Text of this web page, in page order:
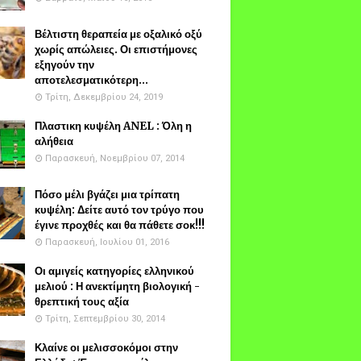
Βέλτιστη θεραπεία με οξαλικό οξύ
χωρίς απώλειες. Οι επιστήμονες
εξηγούν την
αποτελεσματικότερη...
Τρίτη, Δεκεμβρίου 24, 2019
Πλαστικη κυψέλη ANEL : Όλη η
αλήθεια
Παρασκευή, Νοεμβρίου 07, 2014
Πόσο μέλι βγάζει μια τρίπατη
κυψέλη: Δείτε αυτό τον τρύγο που
έγινε προχθές και θα πάθετε σοκ!!!
Παρασκευή, Ιουλίου 01, 2016
Οι αμιγείς κατηγορίες ελληνικού
μελιού : Η ανεκτίμητη βιολογική -
θρεπτική τους αξία
Τρίτη, Σεπτεμβρίου 30, 2014
Κλαίνε οι μελισσοκόμοι στην